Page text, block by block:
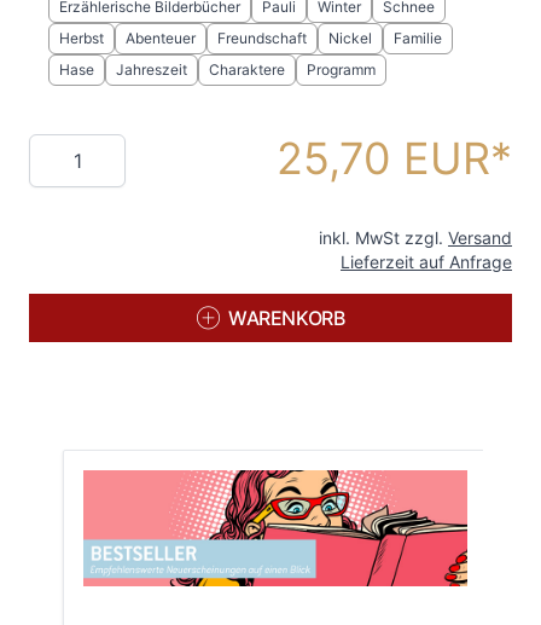
Erzählerische Bilderbücher Pauli Winter
Schnee
Herbst
Abenteuer Freundschaft Nickel
Familie
Hase
Jahreszeit Charaktere Programm
Menge 25,70 EUR
inkl. MwSt zzgl. Versand
Lieferzeit auf Anfrage
WARENKORB